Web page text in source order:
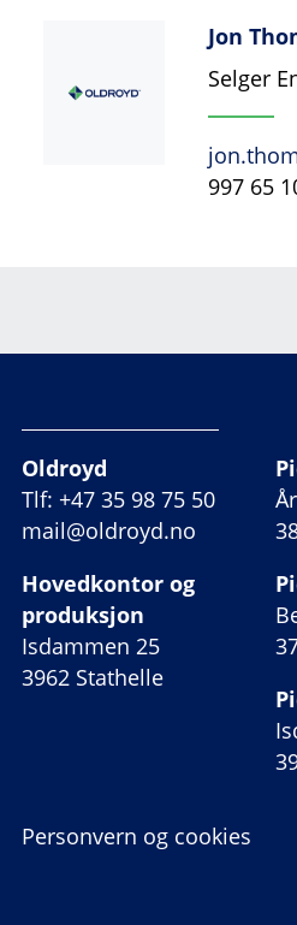
Jon
Selger
997 65
Oldroyd
Tlf: +47 35 98 75 50
mail@oldroyd.no
Hovedkontor og
produksjon
Isdammen 25
3962 Stathelle
Personvern og cookies